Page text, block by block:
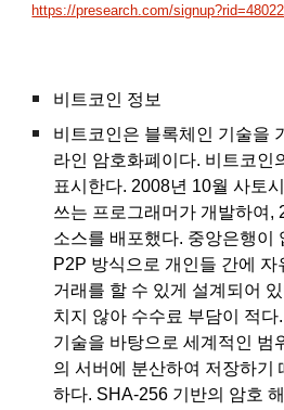
https://presearch.com/
비트코인 정보
비트코인은 블록체인 기술을
라인 암호화폐이다. 비트코인
표시한다. 2008년 10월 사토
쓰는 프로그래머가 개발하여,
소스를 배포했다. 중앙은행이
P2P 방식으로 개인들 간에
거래를 할 수 있게 설계되어
치지 않아 수수료 부담이 적
기술을 바탕으로 세계적인 범
의 서버에 분산하여 저장하기
하다. SHA-256 기반의 암호